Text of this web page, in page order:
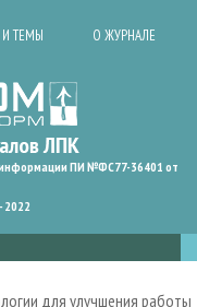
И ТЕМЫ О ЖУРНАЛЕ
информации ПИ №ФС77-36401 от
2022
для улучшения работы